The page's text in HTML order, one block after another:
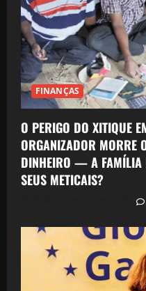
FINANÇAS
O PERIGO DO XITIQUE
ORGANIZADOR MORRE
DINHEIRO — A FAMÍLIA
SEUS METICAIS?